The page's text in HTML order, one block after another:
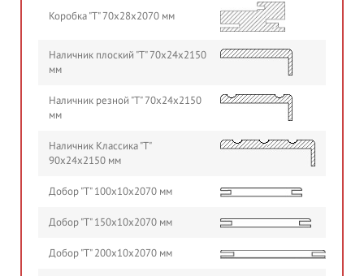
Коробка "Т" 70х28х2070 мм
Наличник плоский "Т" 70х24х2150
мм
Наличник резной "Т" 70х24х2150
мм
Наличник Классика "Т"
90х24х2150 мм
Добор "Т" 100х10х2070 мм
Добор "Т" 150х10х2070 мм
Добор "Т" 200х10х2070 мм